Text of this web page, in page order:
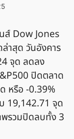
ส์ Dow Jones
าสุด วันอังคาร
จุด ลดลง
ปิดตลาด
หรือ -0.39%
19,142.71 จุด
รวมปิดลบทั้ง 3